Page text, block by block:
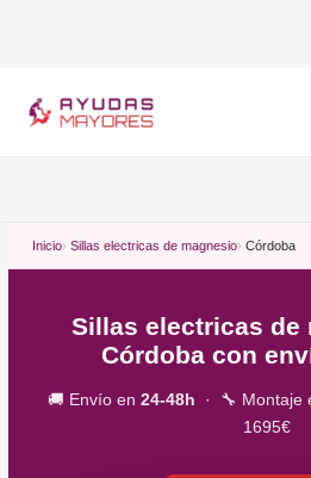
Inicio Sillas electricas de magnesio Córdoba
Sillas electricas de
Córdoba con
🚚 Envío en 24-48h · 🔧 Montaje
1695€